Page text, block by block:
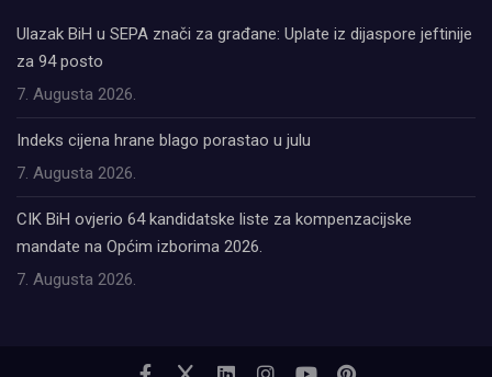
Ulazak BiH u SEPA znači za građane: Uplate iz dijaspore jeftinije
za 94 posto
7. Augusta 2026.
Indeks cijena hrane blago porastao u julu
7. Augusta 2026.
CIK BiH ovjerio 64 kandidatske liste za kompenzacijske
mandate na Općim izborima 2026.
7. Augusta 2026.